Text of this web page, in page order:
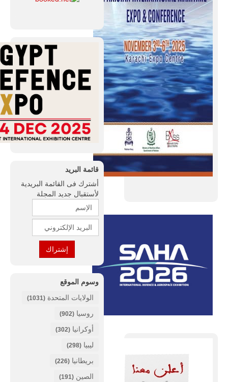
قائمة البريد
أشترك فى القائمة البريدية
لأستقبال جديد المجلة
وسوم الموقع
الولايات المتحدة (1031)
روسيا (902)
أوكرانيا (302)
ليبيا (298)
بريطانيا (226)
الصين (191)